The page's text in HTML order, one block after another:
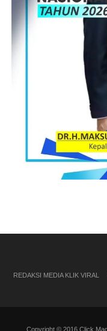
REDAKSI MEDIA KLIK VIRAL
Copyright © 2016 Click